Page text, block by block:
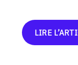
LIRE